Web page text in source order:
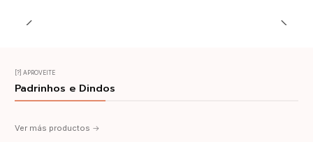
[?] APROVEITE
Padrinhos e Dindos
Ver más productos